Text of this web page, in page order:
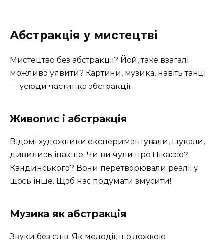
Абстракція у мистецтві
Мистецтво без абстракції? Йой, таке взагалі
можливо уявити? Картини, музика, навіть танці
— усюди частинка абстракції.
Живопис і абстракція
Відомі художники експериментували, шукали,
дивились інакше. Чи ви чули про Пікассо?
Кандинського? Вони перетворювали реалії у
щось інше. Щоб нас подумати змусити!
Музика як абстракція
Звуки без слів. Як мелодії, що ложкою